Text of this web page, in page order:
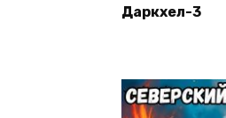
Даркхел-3